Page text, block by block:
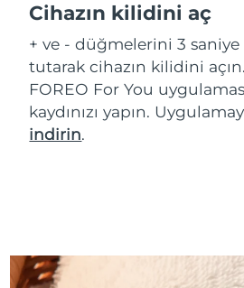
Cihazın kilidini aç
+ ve - düğmelerini 3 saniye
tutarak cihazın kilidini
FOREO For You
kaydınızı yapın.
indirin.